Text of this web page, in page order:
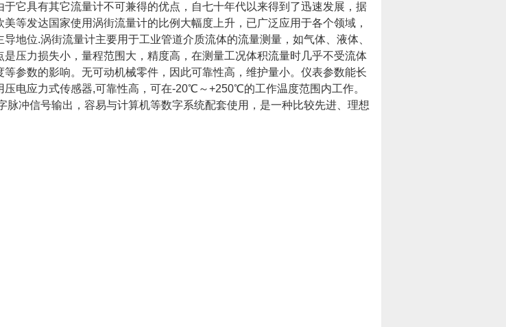
于它具有其它流量计不可兼得的优点，自七十年代以来得到了迅速发展，据
等发达国家使用涡街流量计的比例大幅度上升，已广泛应用于各个领域，
地位.涡街流量计主要用于工业管道介质流体的流量测量，如气体、液体、
是压力损失小，量程范围大，精度高，在测量工况体积流量时几乎不受流体
等参数的影响。无可动机械零件，因此可靠性高，维护量小。仪表参数能长
压电应力式传感器,可靠性高，可在-20℃～+250℃的工作温度范围内工作。
脉冲信号输出，容易与计算机等数字系统配套使用，是一种比较先进、理想